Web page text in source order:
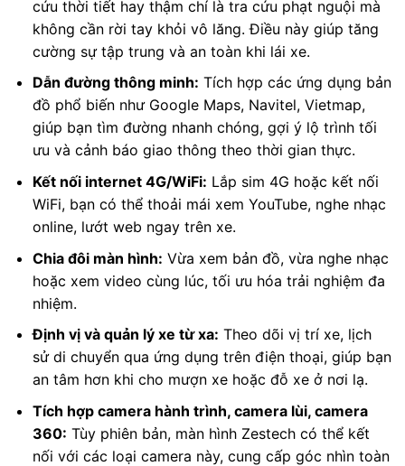
cứu thời tiết hay thậm chí là tra cứu phạt nguội mà
không cần rời tay khỏi vô lăng. Điều này giúp tăng
cường sự tập trung và an toàn khi lái xe.
Dẫn đường thông minh: Tích hợp các ứng dụng bản
đồ phổ biến như Google Maps, Navitel, Vietmap,
giúp bạn tìm đường nhanh chóng, gợi ý lộ trình tối
ưu và cảnh báo giao thông theo thời gian thực.
Kết nối internet 4G/WiFi: Lắp sim 4G hoặc kết nối
WiFi, bạn có thể thoải mái xem YouTube, nghe nhạc
online, lướt web ngay trên xe.
Chia đôi màn hình: Vừa xem bản đồ, vừa nghe nhạc
hoặc xem video cùng lúc, tối ưu hóa trải nghiệm đa
nhiệm.
Định vị và quản lý xe từ xa: Theo dõi vị trí xe, lịch
sử di chuyển qua ứng dụng trên điện thoại, giúp bạn
an tâm hơn khi cho mượn xe hoặc đỗ xe ở nơi lạ.
Tích hợp camera hành trình, camera lùi, camera
360: Tùy phiên bản, màn hình Zestech có thể kết
nối với các loại camera này, cung cấp góc nhìn toàn